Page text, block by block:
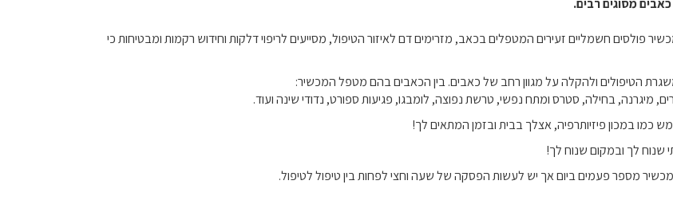
המכשיר פולסים חשמליים זעירים המטפלים בכאב, מזרימים דם לאיזור הטיפול, מסייעים לריפוי דלקות וחידוש רקמות ומבטיחות כי
מיגרנה, בחילה, סטרס ומתח נפשי, טרשת נפוצה, לומבגו, פגיעות ספורט, נדודי שינה ועוד.